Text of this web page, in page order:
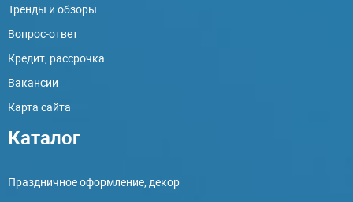
Тренды и обзоры
Вопрос-ответ
Кредит, рассрочка
Вакансии
Карта сайта
Каталог
Праздничное оформление, декор